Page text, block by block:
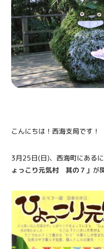
こんにちは！西海支局です！
3月25日(日)、西海町にある
ょっこり元気村 其の７」 が